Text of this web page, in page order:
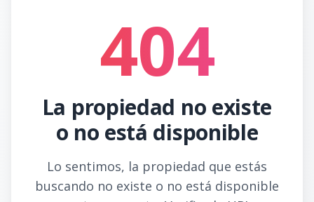
404
La propiedad no existe
o no está disponible
Lo sentimos, la propiedad que estás
buscando no existe o no está disponible